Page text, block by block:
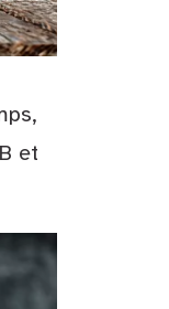
et